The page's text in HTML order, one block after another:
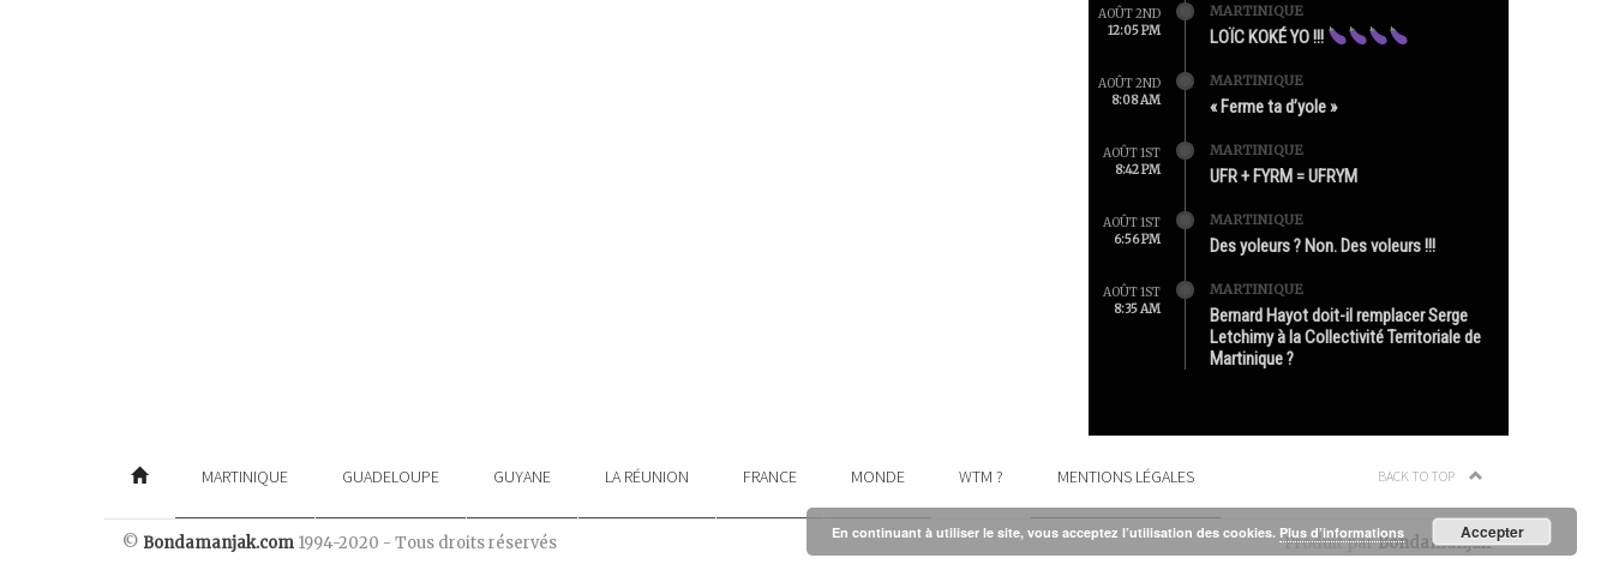
AOÛT 2ND
12:05 PM
MARTINIQUE
LOÏC KOKÉ YO !!!
AOÛT 2ND
8:08 AM
MARTINIQUE
« Ferme ta d’yole »
AOÛT 1ST
8:42 PM
MARTINIQUE
UFR + FYRM = UFRYM
AOÛT 1ST
6:56 PM
MARTINIQUE
Des yoleurs ? Non. Des voleurs !!!
AOÛT 1ST
8:35 AM
MARTINIQUE
Bernard Hayot doit-il remplacer Serge
Letchimy à la Collectivité Territoriale de
Martinique ?
MARTINIQUE GUADELOUPE GUYANE LA RÉUNION FRANCE MONDE WTM ? MENTIONS LÉGALES BACK TO TOP
© Bondamanjak.com 1994-2020 - Tous droits réservés Produit parBondamanjak
En continuant à utiliser le site, vous acceptez l’utilisation des cookies. Plus d’informations Accepter